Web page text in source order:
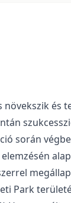
és
során
Park